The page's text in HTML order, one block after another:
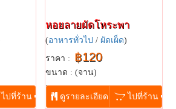
ไปที่ร้าน
หอยลายผัดโหระพา
(อาหารทั่วไป / ผัดเผ็ด)
ราคา : ฿120
ขนาด : (จาน)
...
ดูรายละเอียด ไปที่ร้าน